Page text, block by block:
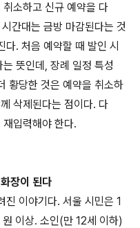
소하고 신규 예약을 다
간대는 금방 마감된다는 것
. 처음 예약할 때 발인 시
뜻인데, 장례 일정 특성
황당한 것은 예약을 취소하
삭제된다는 점이다. 다
입력해야 한다.
장이 된다
진 이야기다. 서울 시민은 1
이상. 소인(만 12세 이하)